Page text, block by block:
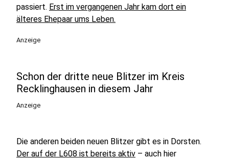
passiert. Erst im vergangenen Jahr kam dort ein
älteres Ehepaar ums Leben.
Anzeige
Schon der dritte neue Blitzer im Kreis
Recklinghausen in diesem Jahr
Anzeige
Die anderen beiden neuen Blitzer gibt es in Dorsten.
Der auf der L608 ist bereits aktiv – auch hier